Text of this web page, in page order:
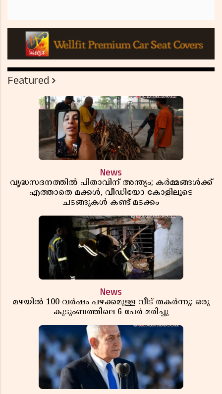
Featured
News
വൃദ്ധസദനത്തിൽ പിതാവിന് അന്ത്യം; കർമ്മങ്ങൾക്ക്
എത്താതെ മക്കൾ, വീഡിയോ കോളിലൂടെ
ചടങ്ങുകൾ കണ്ട് മടക്കം
News
മഴയിൽ 100 വർഷം പഴക്കമുള്ള വീട് തകർന്നു; ഒരു
കുടുംബത്തിലെ 6 പേർ മരിച്ചു